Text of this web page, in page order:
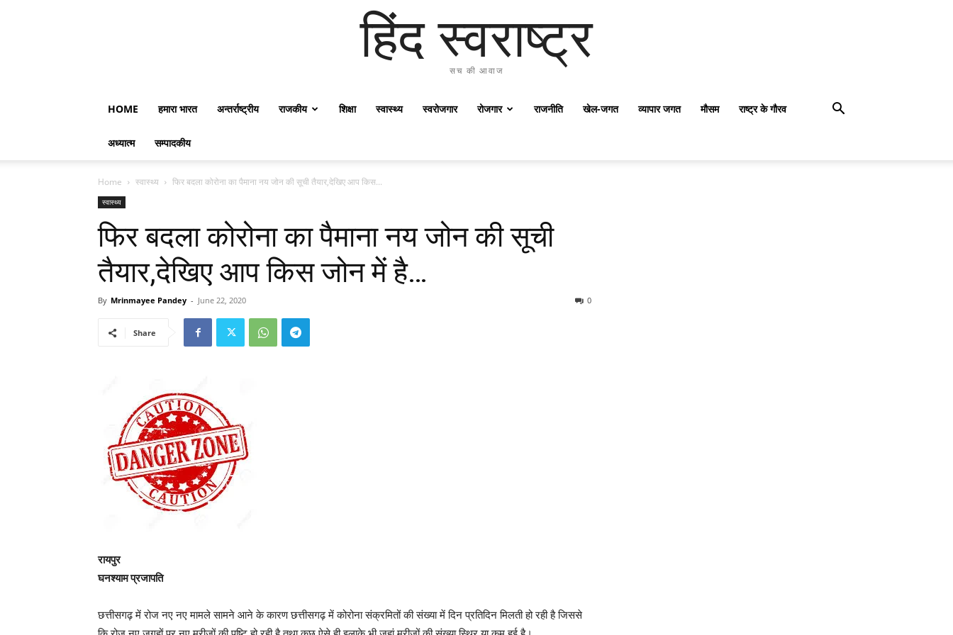
हिंद स्वराष्ट्र
सच की आवाज
HOME हमारा भारत अन्तर्राष्ट्रीय राजकीय शिक्षा स्वास्थ्य स्वरोजगार रोजगार राजनीति खेल-जगत व्यापार जगत मौसम राष्ट्र के गौरव
अध्यात्म सम्पादकीय
Home स्वास्थ्य फिर बदला कोरोना का पैमाना नय जोन की सूची तैयार,देखिए आप किस...
स्वास्थ्य
फिर बदला कोरोना का पैमाना नय जोन की सूची
तैयार,देखिए आप किस जोन में है…
By Mrinmayee Pandey - June 22, 2020 0
Share
रायपुर
घनश्याम प्रजापति
छत्तीसगढ़ में रोज नए नए मामले सामने आने के कारण छत्तीसगढ़ में कोरोना संक्रमितों की संख्या में दिन प्रतिदिन मिलती हो रही है जिससे